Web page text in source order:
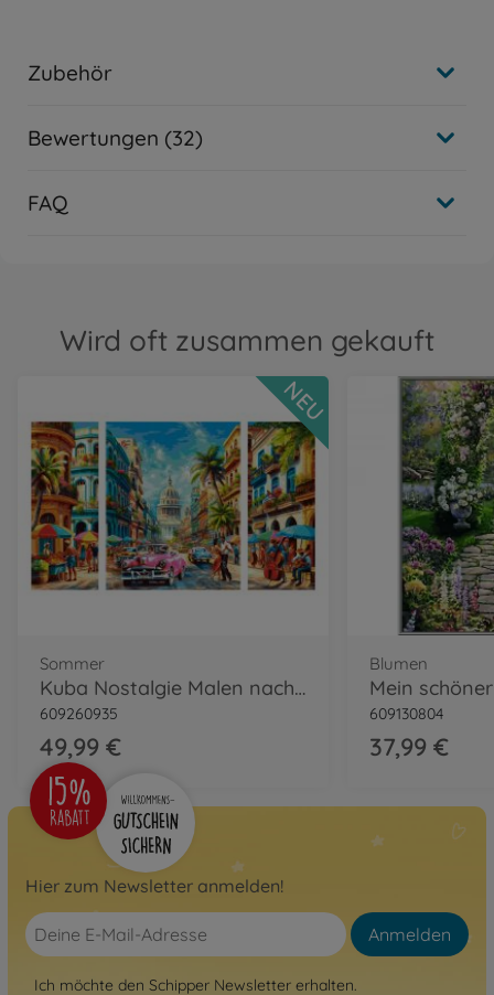
Zubehör
Bewertungen (32)
FAQ
Wird oft zusammen gekauft
Sommer
Kuba Nostalgie Malen nach Zahlen
609260935
49,99 €
NEU
Blumen
609130804
37,99 €
Hier zum Newsletter anmelden!
Anmelden
Ich möchte den Schipper Newsletter erhalten.